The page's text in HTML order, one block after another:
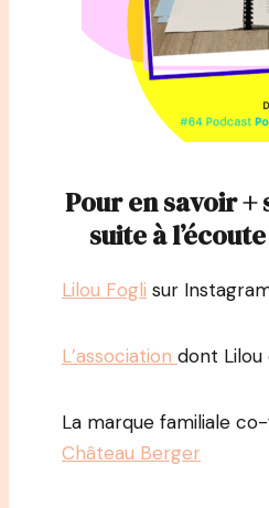
Pour en savoir +
suite à
Lilou Fogli sur
L’association dont
La marque familiale
Château Berger